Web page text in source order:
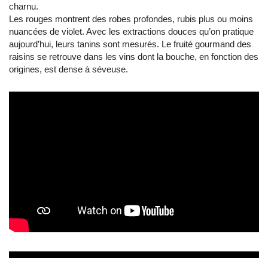
charnu.
Les rouges montrent des robes profondes, rubis plus ou moins
nuancées de violet. Avec les extractions douces qu’on pratique
aujourd’hui, leurs tanins sont mesurés. Le fruité gourmand des
raisins se retrouve dans les vins dont la bouche, en fonction des
origines, est dense à séveuse.